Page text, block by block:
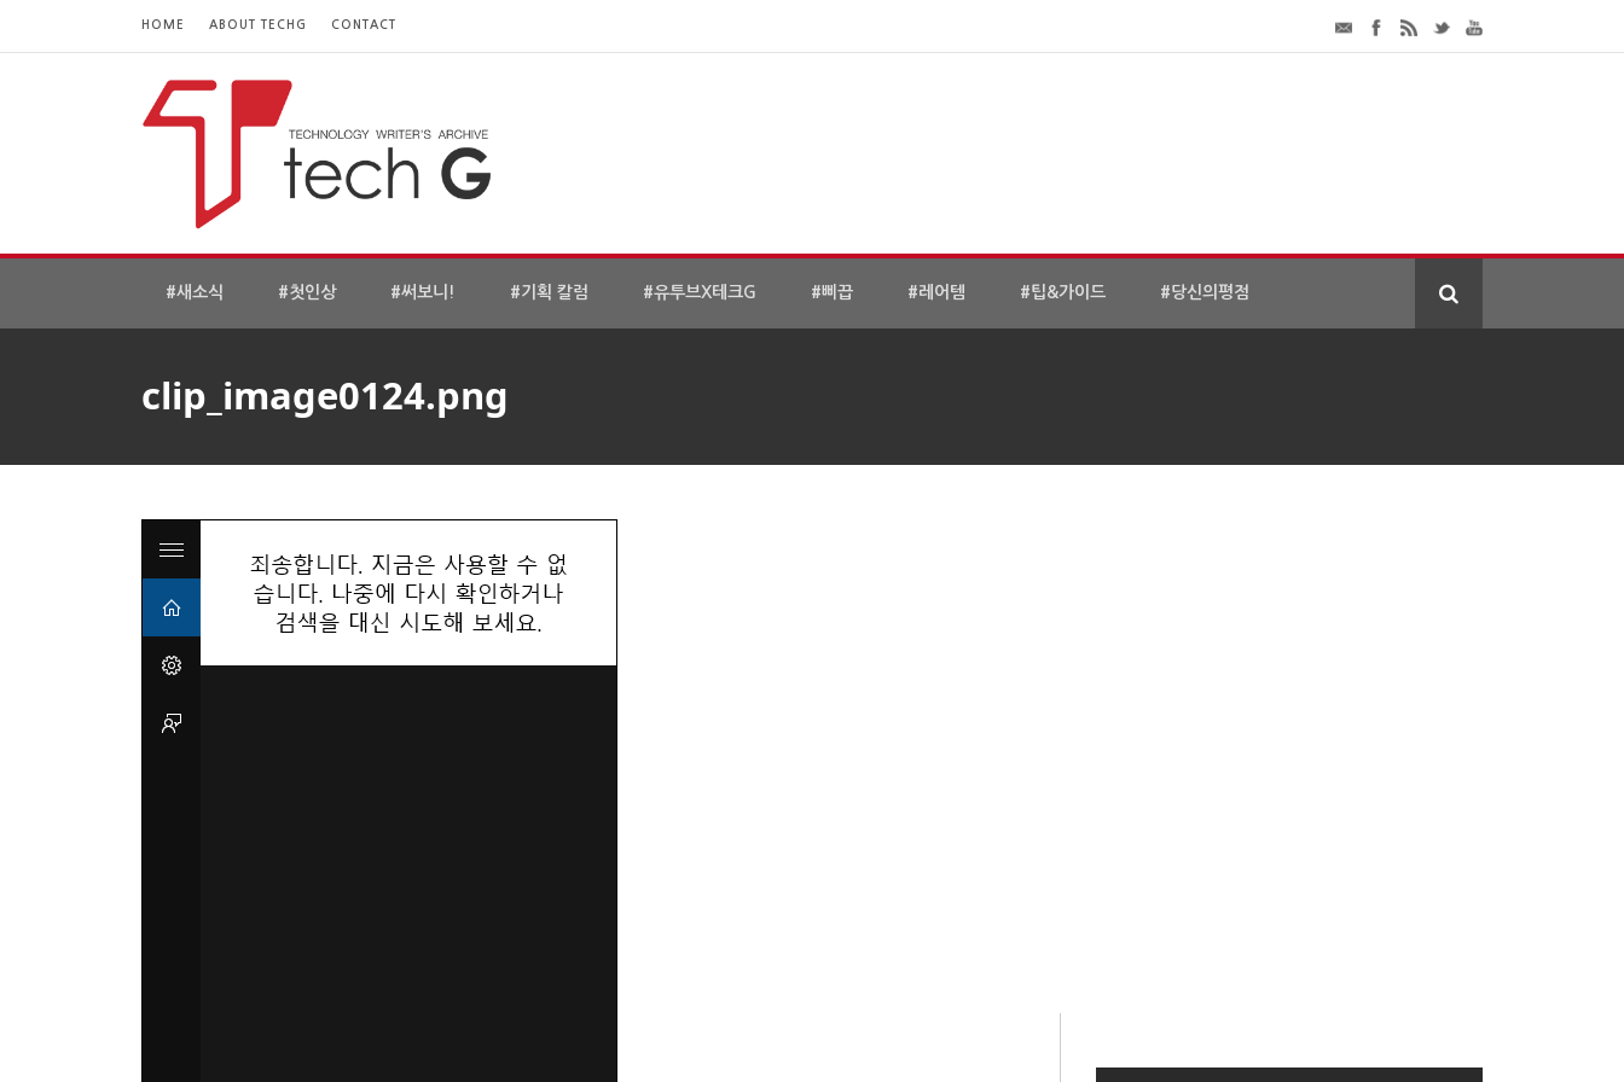
HOME ABOUT TECHG CONTACT
#새소식 #첫인상 #써보니! #기획 칼럼 #유투브X테크G #삐끕 #레어템 #팁&가이드 #당신의평점
clip_image0124.png